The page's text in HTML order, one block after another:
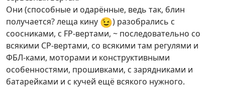
Они (способные и одарённые, ведь так, блин
получается? леща кину 😉) разобрались с
соосниками, с FP-вертами, ~ последовательно со
всякими CP-вертами, со всякими там регулями и
ФБЛ-ками, моторами и конструктивными
особенностями, прошивками, с зарядниками и
батарейками и с кучей ещё всякого нужного.